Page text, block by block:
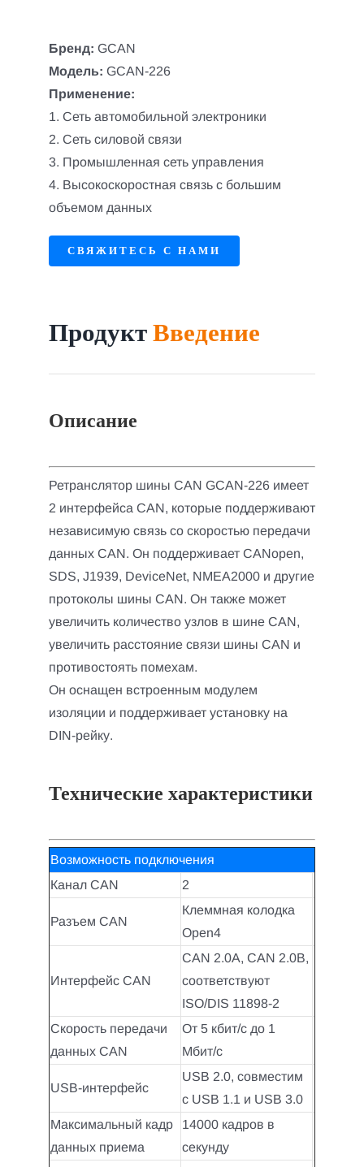
Бренд: GCAN
Модель: GCAN-226
Применение:
1. Сеть автомобильной электроники
2. Сеть силовой связи
3. Промышленная сеть управления
4. Высокоскоростная связь с большим
объемом данных
СВЯЖИТЕСЬ С НАМИ
ПродуктВведение
Описание
Ретранслятор шины CAN GCAN-226 имеет
2 интерфейса CAN, которые поддерживают
независимую связь со скоростью передачи
данных CAN. Он поддерживает CANopen,
SDS, J1939, DeviceNet, NMEA2000 и другие
протоколы шины CAN. Он также может
увеличить количество узлов в шине CAN,
увеличить расстояние связи шины CAN и
противостоять помехам.
Он оснащен встроенным модулем
изоляции и поддерживает установку на
DIN-рейку.
Технические характеристики
Возможность подключения
Канал CAN
2
Разъем CAN
Клеммная колодка
Open4
Интерфейс CAN
CAN 2.0A, CAN 2.0B,
соответствуют
ISO/DIS 11898-2
Скорость передачи
данных CAN
От 5 кбит/с до 1
Мбит/с
USB-интерфейс
USB 2.0, совместим
с USB 1.1 и USB 3.0
Максимальный кадр
данных приема
14000 кадров в
секунду